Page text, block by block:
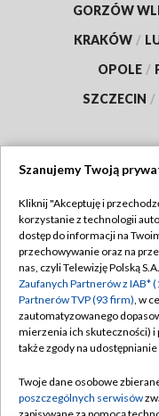
GORZÓW
KRAKÓW /
OPOLE /
SZCZECIN /
Abonament TVP
Emisja w TVP
Centrum informacji
Naziemna Telewizja
Rada Programowa
Szanujemy Twoją
Kliknij "Akceptuję i
korzystanie z technologii
dostęp do informacji na
przechowywanie oraz na
nas, czyli Telewizję Polską
Zaufanych Partnerów z IAB*
Partnerów TVP (93 firm), w
zautomatyzowanego
mierzenia ich skuteczności) i
także zgody na
Twoje dane osobowe
poszczególnych serwisów